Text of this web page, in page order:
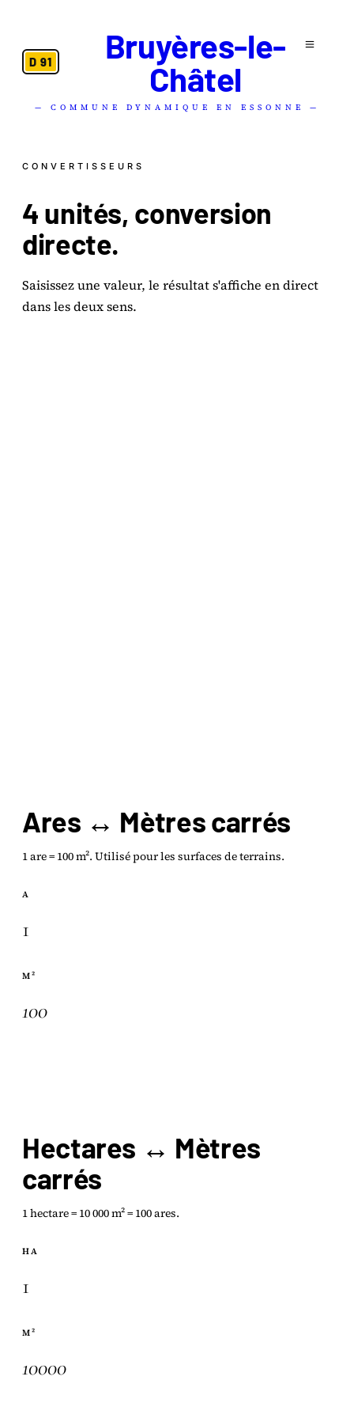
D 91
Bruyères-le-
Châtel
— COMMUNE DYNAMIQUE EN ESSONNE —
CONVERTISSEURS
4 unités, conversion
directe.
Saisissez une valeur, le résultat s'affiche en direct
dans les deux sens.
Ares ↔ Mètres carrés
1 are = 100 m². Utilisé pour les surfaces de terrains.
A
M²
Hectares ↔ Mètres
carrés
1 hectare = 10 000 m² = 100 ares.
HA
M²